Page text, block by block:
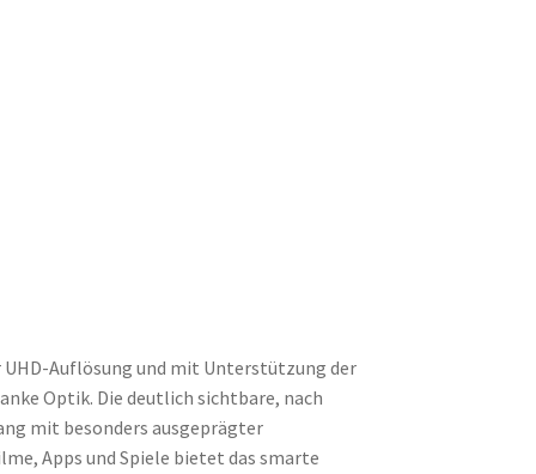
Auflösung und mit Unterstützung der
Optik. Die deutlich sichtbare, nach
mit besonders ausgeprägter
Apps und Spiele bietet das smarte